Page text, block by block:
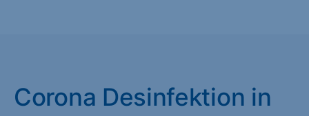
Corona Desinfektion in